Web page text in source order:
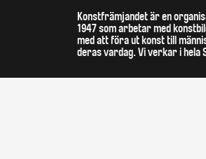
Konstfrämjandet är en
1947 som arbetar med
med att föra ut konst till
deras vardag. Vi verkar i hela